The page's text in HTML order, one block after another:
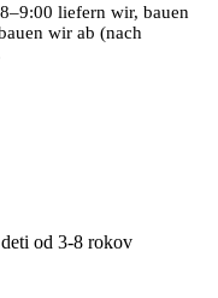
liefern wir, bauen
wir ab (nach
od 3-8 rokov